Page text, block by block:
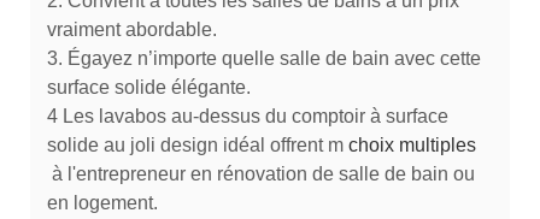
vraiment abordable.
3. Égayez n’importe quelle salle de bain avec cette
surface solide élégante.
4 Les lavabos au-dessus du comptoir à surface
solide au joli design idéal offrent m choix multiples
à l'entrepreneur en rénovation de salle de bain ou
en logement.